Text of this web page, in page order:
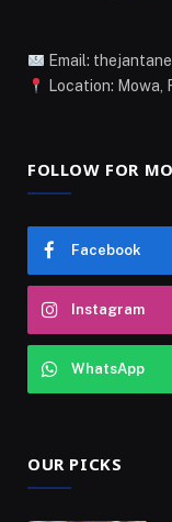
Email:
Location: Mowa,
FOLLOW FOR
Facebook
Instagram
WhatsApp
OUR PICKS